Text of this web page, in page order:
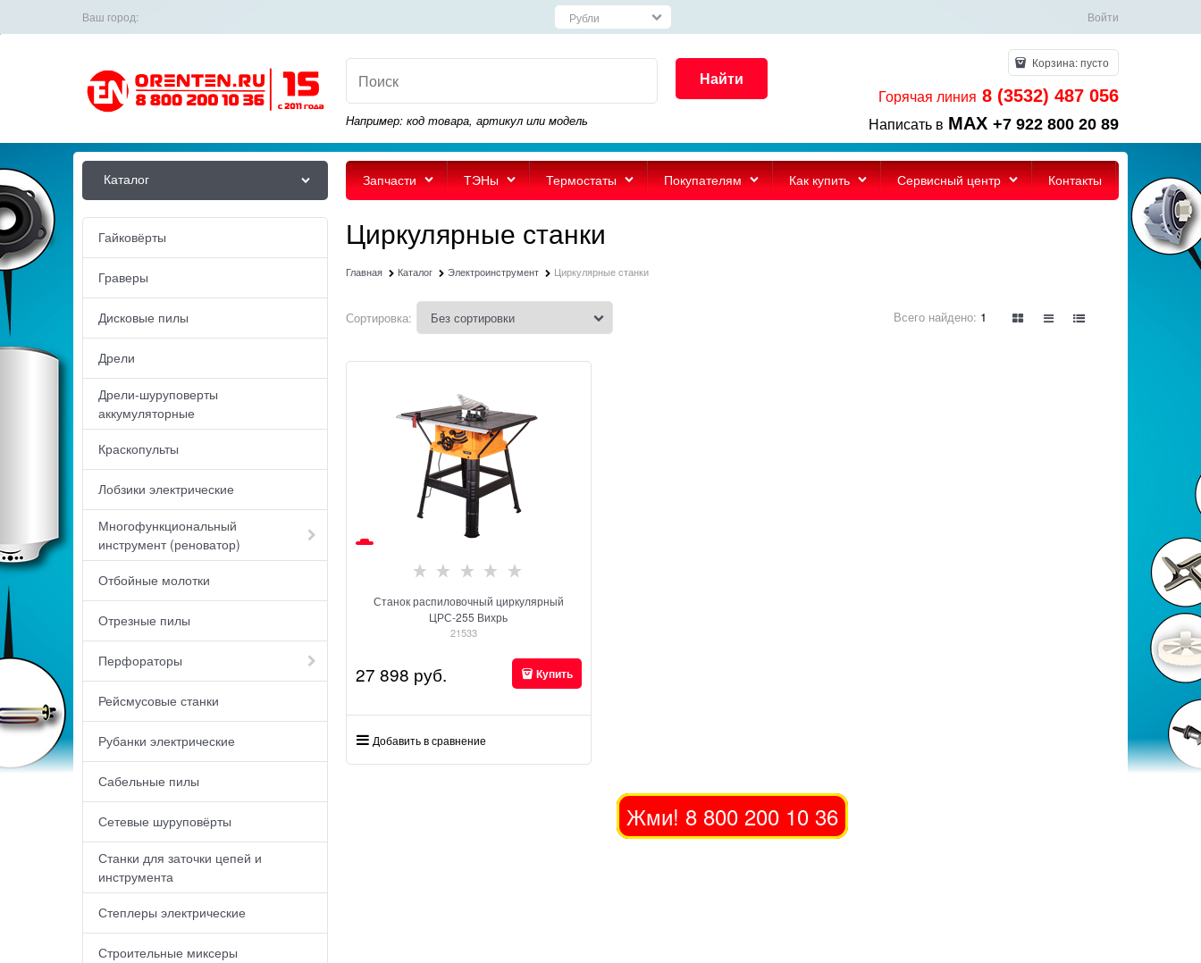
Ваш город: Войти
Найти
Например: код товара, артикул или модель
Корзина:пусто
Горячая линия 8 (3532) 487 056
Написать в MAX +7 922 800 20 89
Каталог Запчасти ТЭНы Термостаты Покупателям Как купить Сервисный центр Контакты
Гайковёрты
Граверы
Дисковые пилы
Дрели
Дрели-шуруповерты
аккумуляторные
Краскопульты
Лобзики электрические
Многофункциональный
инструмент (реноватор)
Отбойные молотки
Отрезные пилы
Перфораторы
Рейсмусовые станки
Рубанки электрические
Сабельные пилы
Сетевые шуруповёрты
Станки для заточки цепей и
инструмента
Степлеры электрические
Строительные миксеры
Циркулярные станки
Главная Каталог Электроинструмент Циркулярные станки
Сортировка: Всего найдено: 1
Станок распиловочный циркулярный
ЦРС-255 Вихрь
21533
27 898 руб. Купить
Добавить в сравнение
Жми! 8 800 200 10 36